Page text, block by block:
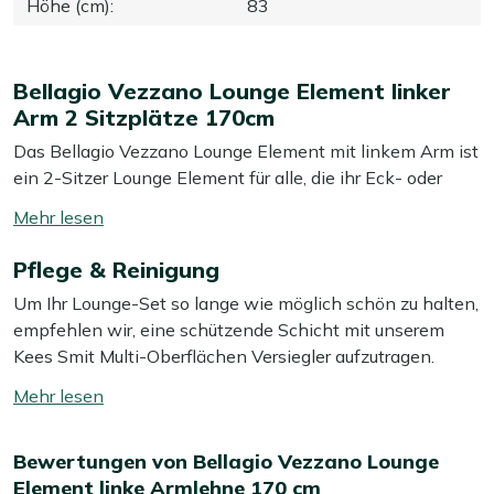
Höhe (cm): 83
Bellagio Vezzano Lounge Element linker
Arm 2 Sitzplätze 170cm
Das Bellagio Vezzano Lounge Element mit linkem Arm ist
ein 2-Sitzer Lounge Element für alle, die ihr Eck- oder
Das Element besteht aus Aluminium in Weiß, ist dadurch
leicht, rostfrei und pflegeleicht – so können Sie es ganz
einfach verschieben, wenn Sie Ihre Terrasse neu
anordnen möchten. Die mitgelieferten grauen Kissen
sorgen sofort für bequemen Sitzkomfort – Sie müssen
nicht erst nach einzelnen Kissen suchen, die doch nicht
richtig passen. Dank der Länge von 170 cm sitzen zwei
Wahl, wenn Sie Ihr bestehendes Vezzano Set erweitern
umschalten
Pflege & Reinigung
Um Ihr Lounge-Set so lange wie möglich schön zu halten,
empfehlen wir, eine schützende Schicht mit unserem
Kees Smit Multi-Oberflächen Versiegler aufzutragen.
Ihr Lounge-Set länger sauber und schön bleibt. Ist Ihr
mit einem Tuch und etwas grüner Seife ab. Wir
empfehlen, Ihr Aluminium Lounge-Set mindestens
Bewertungen von Bellagio Vezzano Lounge
Element linke Armlehne 170 cm